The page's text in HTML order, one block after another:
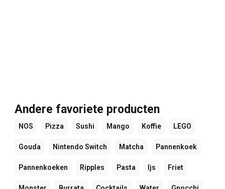
Andere favoriete producten
NOS Pizza Sushi Mango Koffie LEGO
Gouda Nintendo Switch Matcha Pannenkoek
Pannenkoeken Ripples Pasta Ijs Friet